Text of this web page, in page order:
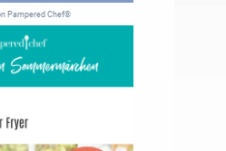
Pampered Chef®